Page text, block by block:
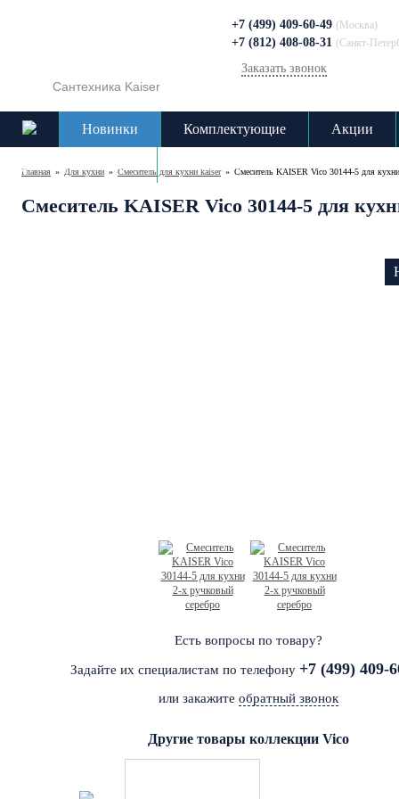
Сантехника Kaiser
+7 (499) 409-60-49 (Москва)
+7 (812) 408-08-31 (Санкт-
Заказать звонок
Новинки Комплектующие Акции
Главная » Для кухни » Cмеситель для кухни kaiser » Смеситель KAISER Vico 30144-5 для
Смеситель KAISER Vico 30144-5 для
Есть вопросы по товару?
Задайте их специалистам по телефону +7 (499) 409-
или закажите обратный звонок
Другие товары коллекции Vico